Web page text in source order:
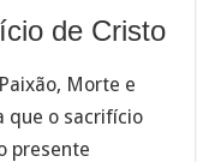
de Cristo
Morte e
que o sacrifício
presente